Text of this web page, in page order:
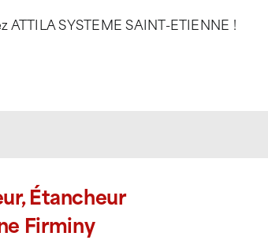
SYSTEME SAINT-ETIENNE !
Étancheur
Firminy